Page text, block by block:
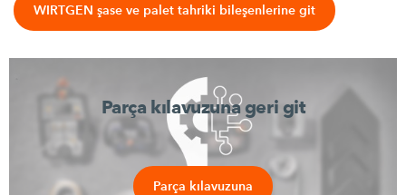
WIRTGEN şase ve palet tahriki bileşenlerine git
Parça kılavuzuna geri git
Parça kılavuzuna